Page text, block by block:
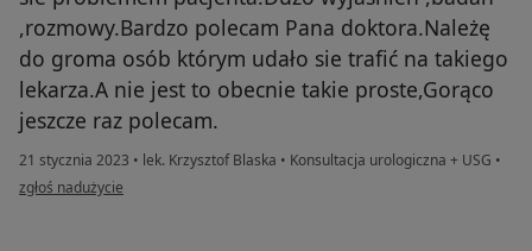
,rozmowy.Bardzo polecam Pana doktora.Należę
do groma osób którym udało sie trafić na takiego
lekarza.A nie jest to obecnie takie proste,Gorąco
jeszcze raz polecam.
21 stycznia 2023 • lek. Krzysztof Blaska • Konsultacja urologiczna + USG •
w opinii użytkownika Ryszard
zgłoś nadużycie